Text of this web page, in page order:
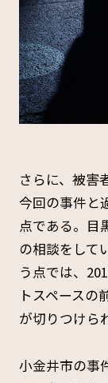
さらに、被害
今回の事件と
点である。目
の相談をして
う点では、
トスペースの
が切りつけら
小金井市の事